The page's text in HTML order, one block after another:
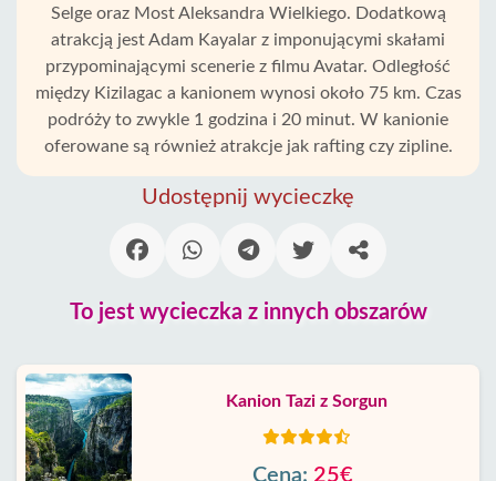
Selge oraz Most Aleksandra Wielkiego. Dodatkową
atrakcją jest Adam Kayalar z imponującymi skałami
przypominającymi scenerie z filmu Avatar. Odległość
między Kizilagac a kanionem wynosi około 75 km. Czas
podróży to zwykle 1 godzina i 20 minut. W kanionie
oferowane są również atrakcje jak rafting czy zipline.
Udostępnij wycieczkę
To jest wycieczka z innych obszarów
Kanion Tazi z Sorgun
Cena: 25€